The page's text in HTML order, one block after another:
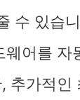
수 있습
웨어를 자
추가적인